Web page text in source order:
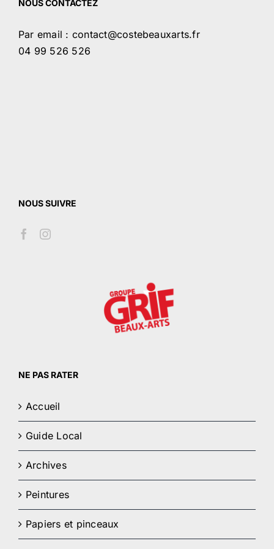
NOUS CONTACTEZ
Par email : contact@costebeauxarts.fr
04 99 526 526
NOUS SUIVRE
NE PAS RATER
Accueil
Guide Local
Archives
Peintures
Papiers et pinceaux